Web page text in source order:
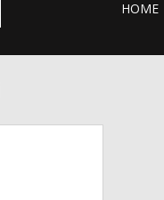
HOME